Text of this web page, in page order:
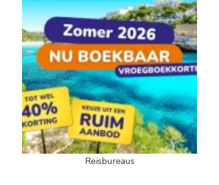
Reisbureaus